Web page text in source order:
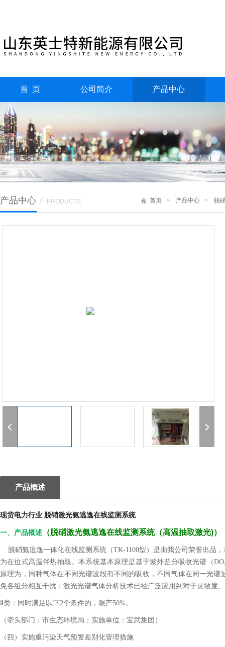
首 页 公司简介 产品中心
产品中心 / PRODUCTS 首页 > 产品中心 > 脱
产品概述
现货电力行业 脱销激光氨逃逸在线监测系统
一、产品概述 （脱硝激光氨逃逸在线监测系统（高温抽取激光)）
脱硝氨逃逸一体化在线监测系统（TK-1100型）是由我公司荣誉出品
为在位式高温伴热抽取。本系统基本原理是基于紫外差分吸收光谱（
原理为，同种气体在不同光谱波段有不同的吸收，不同气体在同一光
免各组分相互干扰；激光光谱气体分析技术已经广泛应用到对于灵敏度
Ⅱ类：同时满足以下2个条件的，限产50%。
（牵头部门：市生态环境局；实施单位：宝武集团）
（四）实施重污染天气预警差别化管理措施